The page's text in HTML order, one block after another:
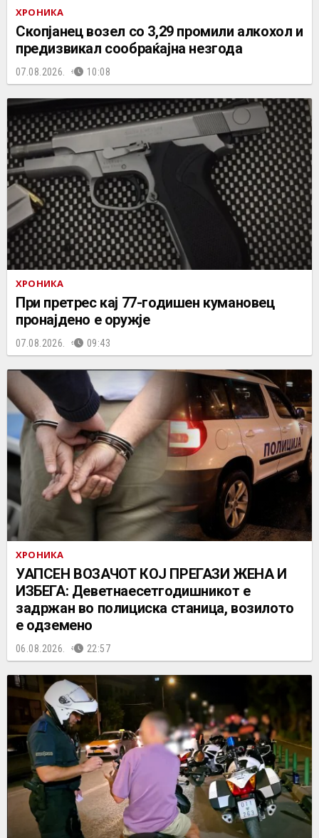
ХРОНИКА
Скопјанец возел со 3,29 промили алкохол и
предизвикал сообраќајна незгода
07.08.2026. 10:08
ХРОНИКА
При претрес кај 77-годишен кумановец
пронајдено е оружје
07.08.2026. 09:43
ХРОНИКА
УАПСЕН ВОЗАЧОТ КОЈ ПРЕГАЗИ ЖЕНА И
ИЗБЕГА: Деветнаесетгодишникот е
задржан во полициска станица, возилото
е одземено
06.08.2026. 22:57